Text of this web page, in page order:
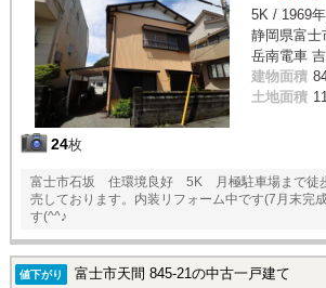
24枚
5K / 1969年
静岡県富士
岳南電車
建物面積
土地面積
富士市石坂 住環境良好 5K 月極駐車場まで徒
売しております。内装リフォーム中です(7月末完
す(^^♪
値下がり 富士市天間 845-21の中古一戸建て